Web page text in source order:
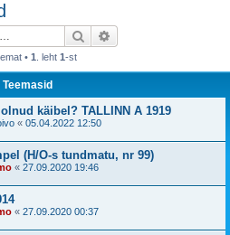
Otsi
• 1 . leht 1-st
Teemasid
käibel? TALLINN A 1919
« 05.04.2022 12:50
(H/O-s tundmatu, nr 99)
« 27.09.2020 19:46
« 27.09.2020 00:37